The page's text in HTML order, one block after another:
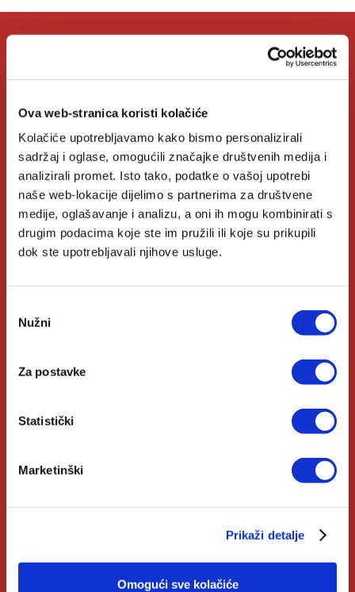
Ova web-stranica koristi kolačiće
Kolačiće upotrebljavamo kako bismo personalizirali
sadržaj i oglase, omogućili značajke društvenih medija i
analizirali promet. Isto tako, podatke o vašoj upotrebi
naše web-lokacije dijelimo s partnerima za društvene
medije, oglašavanje i analizu, a oni ih mogu kombinirati s
drugim podacima koje ste im pružili ili koje su prikupili
dok ste upotrebljavali njihove usluge.
pristanka
Nužni
Za postavke
Statistički
Marketinški
Prikaži detalje
Omogući sve kolačiće
O nama
Kontakt
Knjižare Verbum
Klub Verbum
Korisni linkovi
Pomoć u kupnji